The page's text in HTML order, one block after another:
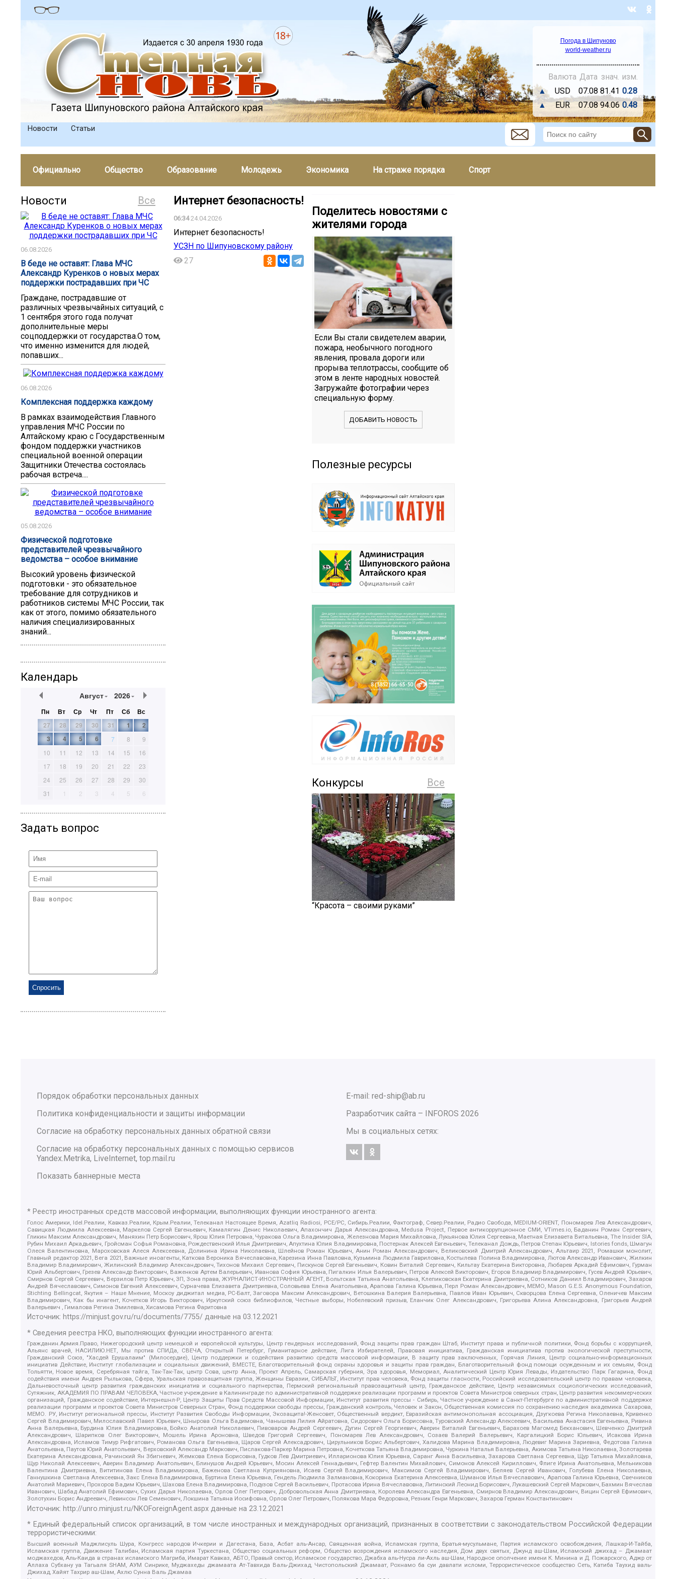
Погода в Шипуново
world-weather.ru
Валюта Дата знач. изм.
▲
USD 07.08 81.41 0.28
▲
EUR 07.08 94.06 0.48
Новости Статьи
Официально Общество Образование Молодежь Экономика На страже порядка Спорт
Все
Новости
06.08.2026
В беде не оставят: Глава МЧС
Александр Куренков о новых мерах
поддержки пострадавших при ЧС
Граждане, пострадавшие от
различных чрезвычайных ситуаций, с
1 сентября этого года получат
дополнительные меры
соцподдержки от государства.О том,
что именно изменится для людей,
попавших...
06.08.2026
Комплексная поддержка каждому
В рамках взаимодействия Главного
управления МЧС России по
Алтайскому краю с Государственным
фондом поддержки участников
специальной военной операции
Защитники Отечества состоялась
рабочая встреча....
05.08.2026
Физической подготовке
представителей чрезвычайного
ведомства – особое внимание
Высокий уровень физической
подготовки - это обязательное
требование для сотрудников и
работников системы МЧС России, так
как от этого, помимо обязательного
наличия специализированных
знаний...
Календарь
Август 2026
Пн Вт Ср Чт Пт Сб
Вс
27
28 29 30 31 1
2
3
4 5 6 7 8
9
10
11 12 13 14 15
16
17
18 19 20 21 22
23
24
25 26 27 28 29
30
31
1 2 3 4 5 6
Задать вопрос
Интернет безопасность!
06:3424.04.2026
Интернет безопасность!
УСЗН по Шипуновскому району
27
Поделитесь новостями с
жителями города
Если Вы стали свидетелем аварии,
пожара, необычного погодного
явления, провала дороги или
прорыва теплотрассы, сообщите об
этом в ленте народных новостей.
Загружайте фотографии через
специальную форму.
ДОБАВИТЬ НОВОСТЬ
Полезные ресурсы
Все
Конкурсы
“Красота – своими руками”
Порядок обработки персональных данных
Политика конфиденциальности и защиты информации
Согласие на обработку персональных данных обратной связи
Согласие на обработку персональных данных с помощью сервисов
Yandex.Metrika, LiveInternet, top.mail.ru
Показать баннерные места
E-mail: red-ship@ab.ru
Разработчик сайта – INFOROS 2026
Мы в социальных сетях:
* Реестр иностранных средств массовой информации, выполняющих функции иностранного агента:
Голос Америки, Idel.Реалии, Кавказ.Реалии, Крым.Реалии, Телеканал Настоящее Время, Azatliq Radiosi, PCE/PC, Сибирь.Реалии, Фактограф, Север.Реалии, Радио Свобода, MEDIUM-ORIENT, Пономарев Лев Александрович,
Савицкая Людмила Алексеевна, Маркелов Сергей Евгеньевич, Камалягин Денис Николаевич, Апахончич Дарья Александровна, Medusa Project, Первое антикоррупционное СМИ, VTimes.io, Баданин Роман Сергеевич,
Гликин Максим Александрович, Маняхин Петр Борисович, Ярош Юлия Петровна, Чуракова Ольга Владимировна, Железнова Мария Михайловна, Лукьянова Юлия Сергеевна, Маетная Елизавета Витальевна, The Insider SIA,
Рубин Михаил Аркадьевич, Гройсман Софья Романовна, Рождественский Илья Дмитриевич, Апухтина Юлия Владимировна, Постернак Алексей Евгеньевич, Телеканал Дождь, Петров Степан Юрьевич, Istories fonds, Шмагун
Олеся Валентиновна, Мароховская Алеся Алексеевна, Долинина Ирина Николаевна, Шлейнов Роман Юрьевич, Анин Роман Александрович, Великовский Дмитрий Александрович, Альтаир 2021, Ромашки монолит,
Главный редактор 2021, Вега 2021, Важные иноагенты, Каткова Вероника Вячеславовна, Карезина Инна Павловна, Кузьмина Людмила Гавриловна, Костылева Полина Владимировна, Лютов Александр Иванович, Жилкин
Владимир Владимирович, Жилинский Владимир Александрович, Тихонов Михаил Сергеевич, Пискунов Сергей Евгеньевич, Ковин Виталий Сергеевич, Кильтау Екатерина Викторовна, Любарев Аркадий Ефимович, Гурман
Юрий Альбертович, Грезев Александр Викторович, Важенков Артем Валерьевич, Иванова София Юрьевна, Пигалкин Илья Валерьевич, Петров Алексей Викторович, Егоров Владимир Владимирович, Гусев Андрей Юрьевич,
Смирнов Сергей Сергеевич, Верзилов Петр Юрьевич, ЗП, Зона права, ЖУРНАЛИСТ-ИНОСТРАННЫЙ АГЕНТ, Вольтская Татьяна Анатольевна, Клепиковская Екатерина Дмитриевна, Сотников Даниил Владимирович, Захаров
Андрей Вячеславович, Симонов Евгений Алексеевич, Сурначева Елизавета Дмитриевна, Соловьева Елена Анатольевна, Арапова Галина Юрьевна, Перл Роман Александрович, МЕМО, Mason G.E.S. Anonymous Foundation,
Stichting Bellingcat, Якутия – Наше Мнение, Москоу диджитал медиа, РС-Балт, Заговора Максим Александрович, Ветошкина Валерия Валерьевна, Павлов Иван Юрьевич, Скворцова Елена Сергеевна, Оленичев Максим
Владимирович, Как бы инагент, Кочетков Игорь Викторович, Иркутский союз библиофилов, Честные выборы, Нобелевский призыв, Еланчик Олег Александрович, Григорьева Алина Александровна, Григорьев Андрей
Валерьевич , Гималова Регина Эмилевна, Хисамова Регина Фаритовна
Источник: https://minjust.gov.ru/ru/documents/7755/ данные на03.12.2021
* Сведения реестра НКО, выполняющих функции иностранного агента:
Гражданин.Армия.Право, Нижегородский центр немецкой и европейской культуры, Центр гендерных исследований, Фонд защиты прав граждан Штаб, Институт права и публичной политики, Фонд борьбы с коррупцией,
Альянс врачей, НАСИЛИЮ.НЕТ, Мы против СПИДа, СВЕЧА, Открытый Петербург, Гуманитарное действие, Лига Избирателей, Правовая инициатива, Гражданская инициатива против экологической преступности,
Гражданский Союз, "Хасдей Ерушалаим" (Милосердие), Центр поддержки и содействия развитию средств массовой информации, В защиту прав заключенных, Горячая Линия, Центр социально-информационных
инициатив Действие, Институт глобализации и социальных движений, ВМЕСТЕ, Благотворительный фонд охраны здоровья и защиты прав граждан, Благотворительный фонд помощи осужденным и их семьям, Фонд
Тольятти, Новое время, Серебряная тайга, Так-Так-Так, центр Сова, центр Анна, Проект Апрель, Самарская губерния, Эра здоровья, Мемориал, Аналитический Центр Юрия Левады, Издательство Парк Гагарина, Фонд
содействия имени Андрея Рылькова, Сфера, Уральская правозащитная группа, Женщины Евразии, СИБАЛЬТ, Институт прав человека, Фонд защиты гласности, Российский исследовательский центр по правам человека,
Дальневосточный центр развития гражданских инициатив и социального партнерства, Пермский региональный правозащитный центр, Гражданское действие, Центр независимых социологических исследований,
Сутяжник, АКАДЕМИЯ ПО ПРАВАМ ЧЕЛОВЕКА, Частное учреждение в Калининграде по административной поддержке реализации программ и проектов Совета Министров северных стран, Центр развития некоммерческих
организаций, Гражданское содействие, Интернешнл-Р, Центр Защиты Прав Средств Массовой Информации, Институт развития прессы - Сибирь, Частное учреждение в Санкт-Петербурге по административной поддержке
реализации программ и проектов Совета Министров Северных Стран, Фонд поддержки свободы прессы, Гражданский контроль, Человек и Закон, Общественная комиссия по сохранению наследия академика Сахарова,
МЕМО. РУ, Институт региональной прессы, Институт Развития Свободы Информации, Экозащита!-Женсовет, Общественный вердикт, Евразийская антимонопольная ассоциация, Дзугкоева Регина Николаевна, Кривенко
Сергей Владимирович, Милославский Павел Юрьевич, Шнырова Ольга Вадимовна, Чанышева Лилия Айратовна, Сидорович Ольга Борисовна, Туровский Александр Алексеевич, Васильева Анастасия Евгеньевна, Ривина
Анна Валерьевна, Бурдина Юлия Владимировна, Бойко Анатолий Николаевич, Пивоваров Андрей Сергеевич, Дугин Сергей Георгиевич, Аверин Виталий Евгеньевич, Барахоев Магомед Бекханович, Шевченко Дмитрий
Александрович, Шарипков Олег Викторович, Мошель Ирина Ароновна, Шведов Григорий Сергеевич, Пономарев Лев Александрович, Созаев Валерий Валерьевич, Каргалицкий Борис Юльевич, Исакова Ирина
Александровна, Исламов Тимур Рифгатович, Романова Ольга Евгеньевна, Щаров Сергей Алексадрович, Цирульников Борис Альбертович, Халидова Марина Владимировна, Людевиг Марина Зариевна, Федотова Галина
Анатольевна, Паутов Юрий Анатольевич, Верховский Александр Маркович, Пислакова-Паркер Марина Петровна, Кочеткова Татьяна Владимировна, Чуркина Наталья Валерьевна, Акимова Татьяна Николаевна, Золотарева
Екатерина Александровна, Рачинский Ян Збигневич, Жемкова Елена Борисовна, Гудков Лев Дмитриевич, Илларионова Юлия Юрьевна, Саранг Анна Васильевна, Захарова Светлана Сергеевна, Щур Татьяна Михайловна,
Щур Николай Алексеевич, Аверин Владимир Анатольевич, Блинушов Андрей Юрьевич, Мосин Алексей Геннадьевич, Гефтер Валентин Михайлович, Симонов Алексей Кириллович, Флиге Ирина Анатольевна, Мельникова
Валентина Дмитриевна, Вититинова Елена Владимировна, Баженова Светлана Куприяновна, Исаев Сергей Владимирович, Максимов Сергей Владимирович, Беляев Сергей Иванович, Голубева Елена Николаевна,
Ганнушкина Светлана Алексеевна, Закс Елена Владимировна, Буртина Елена Юрьевна, Гендель Людмила Залмановна, Кокорина Екатерина Алексеевна, Шуманов Илья Вячеславович, Арапова Галина Юрьевна, Свечников
Анатолий Мариевич, Прохоров Вадим Юрьевич, Шахова Елена Владимировна, Подузов Сергей Васильевич, Протасова Ирина Вячеславовна, Литинский Леонид Борисович, Лукашевский Сергей Маркович, Бахмин Вячеслав
Иванович, Шабад Анатолий Ефимович, Сухих Дарья Николаевна, Орлов Олег Петрович, Добровольская Анна Дмитриевна, Королева Александра Евгеньевна, Смирнов Владимир Александрович, Вицин Сергей Ефимович,
Золотухин Борис Андреевич, Левинсон Лев Семенович, Локшина Татьяна Иосифовна, Орлов Олег Петрович, Полякова Мара Федоровна, Резник Генри Маркович, Захаров Герман Константинович
Источник: http://unro.minjust.ru/NKOForeignAgent.aspx данные на23.12.2021
* Единый федеральный список организаций, в том числе иностранных и международных организаций, признанных в соответствии с законодательством Российской Федерации
террористическими:
Высший военный Маджлисуль Шура, Конгресс народов Ичкерии и Дагестана, База, Асбат аль-Ансар, Священная война, Исламская группа, Братья-мусульмане, Партия исламского освобождения, Лашкар-И-Тайба,
Исламская группа, Движение Талибан, Исламская партия Туркестана, Общество социальных реформ, Общество возрождения исламского наследия, Дом двух святых, Джунд аш-Шам, Исламский джихад – Джамаат
моджахедов, Аль-Каида в странах исламского Магриба, Имарат Кавказ, АБТО, Правый сектор, Исламское государство, Джабха аль-Нусра ли-Ахль аш-Шам, Народное ополчение имени К. Минина и Д. Пожарского, Аджр от
Аллаха Субхану уа Тагьаля SHAM, АУМ Синрике, Муджахеды джамаата Ат-Тавхида Валь-Джихад, Чистопольский Джамаат, Рохнамо ба суи давлати исломи, Террористическое сообщество Сеть, Катиба Таухид валь-
Джихад, Хайят Тахрир аш-Шам, Ахлю Сунна Валь Джамаа